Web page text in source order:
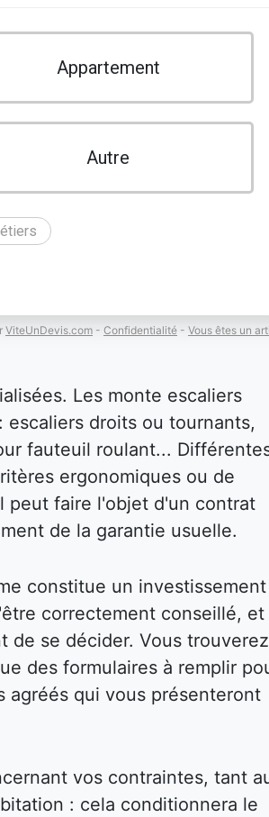
Appartement
Autre
ViteUnDevis.com - Confidentialité - Vous êtes un
Les monte escaliers
droits ou tournants,
fauteuil roulant...
ergonomiques ou de
peut faire l'objet d'un contrat
de la garantie usuelle.
constitue un investissement
correctement conseillé, et
de se décider. Vous trouverez
des formulaires à remplir
agréés qui vous présenteront
vos contraintes, tant
: cela conditionnera le